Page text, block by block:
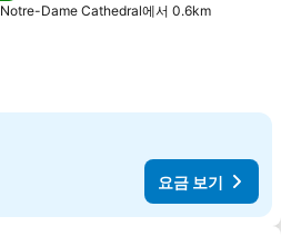
Notre-Dame Cathedral에서 0.6km
요금 보기